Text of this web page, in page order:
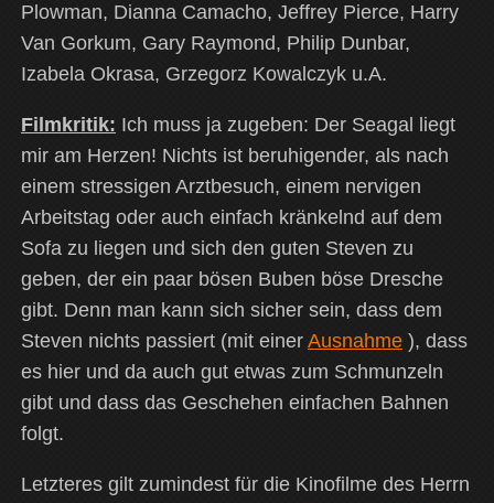
Plowman, Dianna Camacho, Jeffrey Pierce, Harry
Van Gorkum, Gary Raymond, Philip Dunbar,
Izabela Okrasa, Grzegorz Kowalczyk u.A.
Filmkritik: Ich muss ja zugeben: Der Seagal liegt
mir am Herzen! Nichts ist beruhigender, als nach
einem stressigen Arztbesuch, einem nervigen
Arbeitstag oder auch einfach kränkelnd auf dem
Sofa zu liegen und sich den guten Steven zu
geben, der ein paar bösen Buben böse Dresche
gibt. Denn man kann sich sicher sein, dass dem
Steven nichts passiert (mit einer Ausnahme), dass
es hier und da auch gut etwas zum Schmunzeln
gibt und dass das Geschehen einfachen Bahnen
folgt.
Letzteres gilt zumindest für die Kinofilme des Herrn